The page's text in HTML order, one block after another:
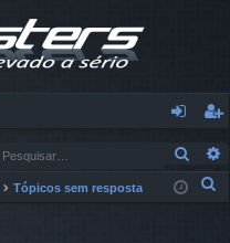
nt
ra
eg
ist
Tópicos sem resposta